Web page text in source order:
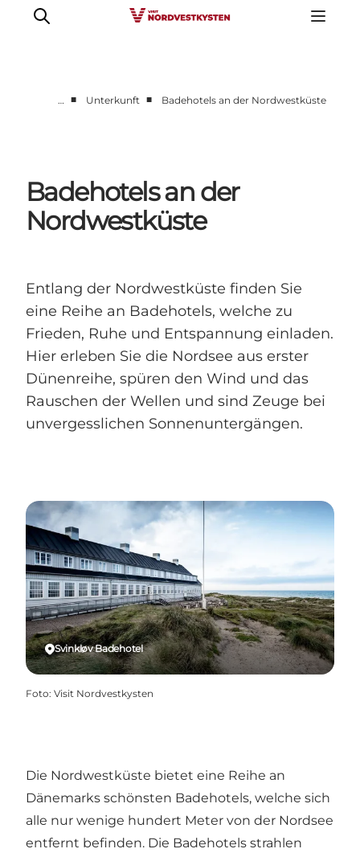
Events
Unterkunft
Mach deine Urlaubsplanung
… ■ Unterkunft ■ Badehotels an der Nordwestküste
Badehotels an der
Nordwestküste
Entlang der Nordwestküste finden Sie
eine Reihe an Badehotels, welche zu
Frieden, Ruhe und Entspannung einladen.
Hier erleben Sie die Nordsee aus erster
Dünenreihe, spüren den Wind und das
Rauschen der Wellen und sind Zeuge bei
unvergesslichen Sonnenuntergängen.
Svinkløv Badehotel
Foto: Visit Nordvestkysten
Die Nordwestküste bietet eine Reihe an
Dänemarks schönsten Badehotels, welche sich
alle nur wenige hundert Meter von der Nordsee
entfernt befinden. Die Badehotels strahlen